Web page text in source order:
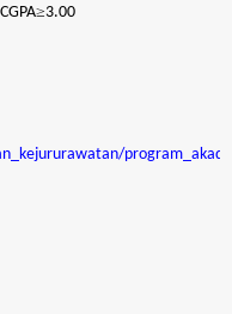
CGPA≥3.00